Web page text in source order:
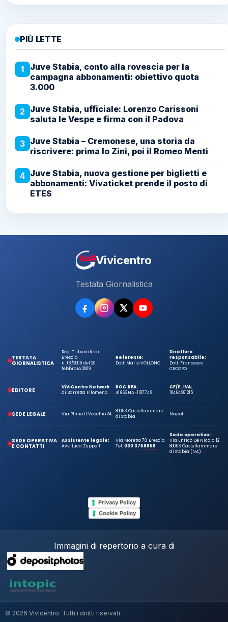
PIÙ LETTE
1
Juve Stabia, conto alla rovescia per la
campagna abbonamenti: obiettivo quota
3.000
2 Juve Stabia, ufficiale: Lorenzo Carissoni
saluta le Vespe e firma con il Padova
3 Juve Stabia – Cremonese, una storia da
riscrivere: prima lo Zini, poi il Romeo Menti
4 Juve Stabia, nuova gestione per biglietti e
abbonamenti: Vivaticket prende il posto di
ETES
Vivicentro
Testata Giornalistica
TESTATA
GIORNALISTICA
Reg. Tribunale di
Brescia
n. 13/2009 del 20
febbraio 2009
Referente:
Dott. Mario VOLLONO
Direttore
responsabile:
Dott. Francesco
CECORO
EDITORE
ViViCentro Network
di Barretta Filomena
ROC:
41663
REA:
NA-1107749
CF/P. IVA:
10464981215
SEDE LEGALE Via Plinio Il Vecchio 24
80053 Castellammare
di Stabia
Napoli
SEDE OPERATIVA
E CONTATTI
Assistente legale:
Avv. Luca Zuppelli
Via Moretto 70, Brescia
Tel.030 3758858
Sede operativa:
Via Enrico De Nicola 12
80053 Castellammare
di Stabia (NA)
Privacy Policy
Cookie Policy
Immagini di repertorio a cura di
© 2026 Vivicentro. Tutti i diritti riservati.